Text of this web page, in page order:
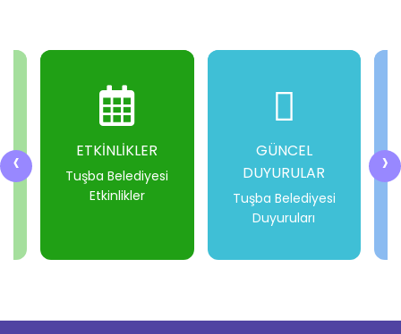
‹ ›
ETKİNLİKLER
Tuşba Belediyesi
Etkinlikler
GÜNCEL
DUYURULAR
Tuşba Belediyesi
Duyuruları
-